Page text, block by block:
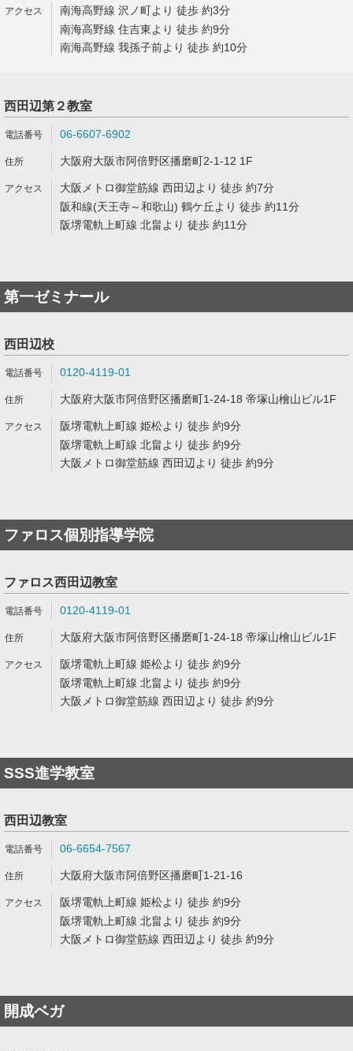
南海高野線 沢ノ町より 徒歩 約3分
南海高野線 住吉東より 徒歩 約9分
南海高野線 我孫子前より 徒歩 約10分
西田辺第２教室
06-6607-6902
大阪府大阪市阿倍野区播磨町2-1-12 1F
大阪メトロ御堂筋線 西田辺より 徒歩 約7分
阪和線(天王寺～和歌山) 鶴ケ丘より 徒歩 約11分
阪堺電軌上町線 北畠より 徒歩 約11分
第一ゼミナール
西田辺校
0120-4119-01
大阪府大阪市阿倍野区播磨町1-24-18 帝塚山檜山ビル1F
阪堺電軌上町線 姫松より 徒歩 約9分
阪堺電軌上町線 北畠より 徒歩 約9分
大阪メトロ御堂筋線 西田辺より 徒歩 約9分
ファロス個別指導学院
ファロス西田辺教室
0120-4119-01
大阪府大阪市阿倍野区播磨町1-24-18 帝塚山檜山ビル1F
阪堺電軌上町線 姫松より 徒歩 約9分
阪堺電軌上町線 北畠より 徒歩 約9分
大阪メトロ御堂筋線 西田辺より 徒歩 約9分
SSS進学教室
西田辺教室
06-6654-7567
大阪府大阪市阿倍野区播磨町1-21-16
阪堺電軌上町線 姫松より 徒歩 約9分
阪堺電軌上町線 北畠より 徒歩 約9分
大阪メトロ御堂筋線 西田辺より 徒歩 約9分
開成ベガ